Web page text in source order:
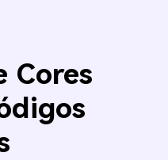
Cores